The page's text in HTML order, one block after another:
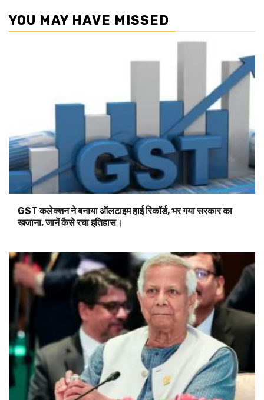
YOU MAY HAVE MISSED
GST कलेक्शन ने बनाया ऑलटाइम हाई रिकॉर्ड, भर गया सरकार का
खजाना, जानें कैसे रचा इतिहास।